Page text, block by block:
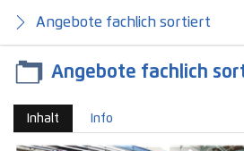
Angebote fachlich sortiert
Angebote fachlich
Inhalt Info